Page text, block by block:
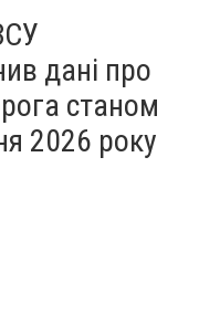
дані про
станом
2026 року